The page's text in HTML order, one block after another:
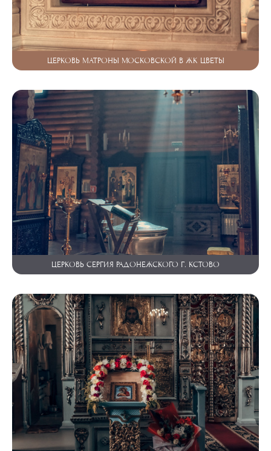
ЦЕРКОВЬ МАТРОНЫ МОСКОВСКОЙ В ЖК ЦВЕТЫ
ЦЕРКОВЬ СЕРГИЯ РАДОНЕЖСКОГО Г. КСТОВО